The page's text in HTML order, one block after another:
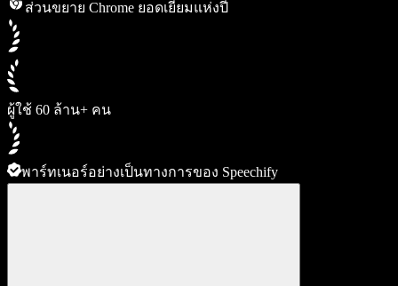
ส่วนขยาย Chrome ยอดเยี่ยมแห่งปี
ผู้ใช้ 60 ล้าน+ คน
พาร์ทเนอร์อย่างเป็นทางการของ Speechify